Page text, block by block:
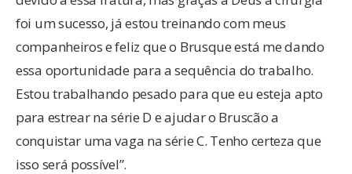
foi um sucesso, já estou treinando com meus
companheiros e feliz que o Brusque está me dando
essa oportunidade para a sequência do trabalho.
Estou trabalhando pesado para que eu esteja apto
para estrear na série D e ajudar o Bruscão a
conquistar uma vaga na série C. Tenho certeza que
isso será possível”.